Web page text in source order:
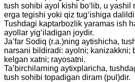
tush sohibi ayol kishi bo‘lib, u yashil
erga tegishi yoki qiz tug‘ishiga
Tushdagi kaptarbozlik yaramas ish
ayollar yig‘iladigan joydir.
Ja’far Sodiq (r.a.)ning aytishicha,
narsani bildiradi: ayolni; kanizakkni;
kelgan xatni; rayosatni.
Ta’birchilarning aytixplaricha,
tush sohibi topadigan diram (pul)dir.